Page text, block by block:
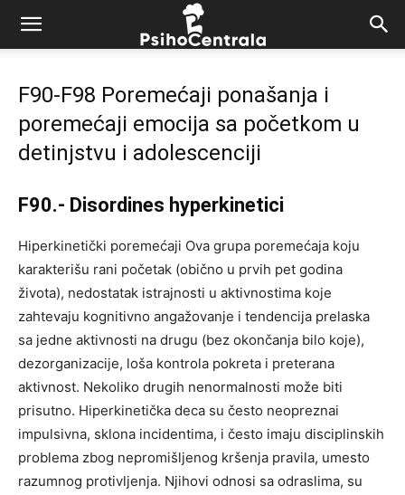
F90-F98 Poremećaji ponašanja i
poremećaji emocija sa početkom u
detinjstvu i adolescenciji
F90.- Disordines hyperkinetici
Hiperkinetički poremećaji Ova grupa poremećaja koju
karakterišu rani početak (obično u prvih pet godina
života), nedostatak istrajnosti u aktivnostima koje
zahtevaju kognitivno angažovanje i tendencija prelaska
sa jedne aktivnosti na drugu (bez okončanja bilo koje),
dezorganizacije, loša kontrola pokreta i preterana
aktivnost. Nekoliko drugih nenormalnosti može biti
prisutno. Hiperkinetička deca su često neopreznai
impulsivna, sklona incidentima, i često imaju disciplinskih
problema zbog nepromišljenog kršenja pravila, umesto
razumnog protivljenja. Njihovi odnosi sa odraslima, su